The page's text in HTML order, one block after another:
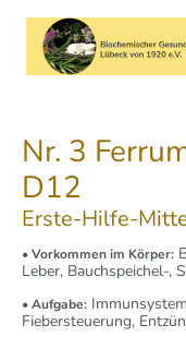
Nr. 3
D12
Erste-Hilfe-
•Vorkommen im Körper:
Leber, Bauchspeichel-,
• Aufgabe:
Fiebersteuerung,